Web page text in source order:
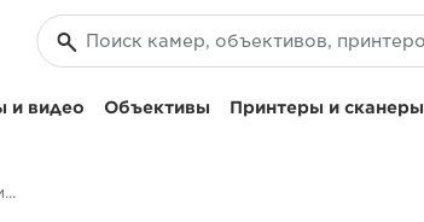
и видео Объективы Принтеры и сканеры
Технические характеристики Canon XEED 4K600STZ